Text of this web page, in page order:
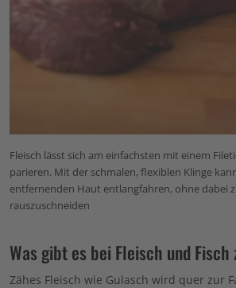
Fleisch lässt sich am einfachsten mit einem
parieren. Mit der schmalen, flexiblen Klinge
entfernenden Haut entlangfahren, ohne dabei
rauszuschneiden
Was gibt es bei Fleisch und Fisch
Zähes Fleisch wie Gulasch wird quer zur